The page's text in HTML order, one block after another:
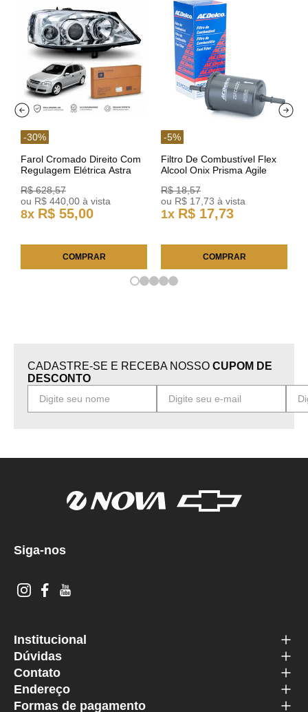
-30%
Farol Cromado Direito Com
Regulagem Elétrica Astra
R$ 628,57
ou R$ 440 00 à vista
8x R$ 55,00
COMPRAR
-5%
Filtro De Combustível Flex
Alcool Onix Prisma Agile
25FC0225 ACDelco
R$ 18,57
ou R$ 17 73 à vista
1x R$ 17,73
COMPRAR
CADASTRE-SE E RECEBA NOSSO CUPOM DE
DESCONTO
Siga-nos
Institucional
Dúvidas
Contato
Endereço
Formas de pagamento